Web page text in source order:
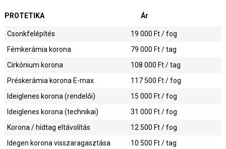
PROTETIKA Ár
19 000 Ft / fog
Csonkfelépítés
79 000 Ft / tag
Fémkerámia korona
108 000 Ft / tag
Cirkónium korona
117 500 Ft / fog
Préskerámia korona E-max
15 000 Ft / fog
Ideiglenes korona (rendelői)
31 000 Ft / fog
Ideiglenes korona (technikai)
12 500 Ft / fog
Korona / hídtag eltávolítás
10 500 Ft / tag
Idegen korona visszaragasztása